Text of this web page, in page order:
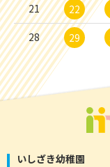
21 22
28 29
いしざき幼稚園